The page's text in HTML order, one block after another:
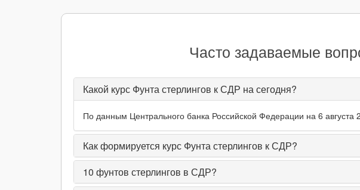
Часто задаваемые
Какой курс Фунта стерлингов к СДР на сегодня?
По данным Центрального банка Российской Федерации на 6
Как формируется курс Фунта стерлингов к СДР?
10 фунтов стерлингов в СДР?